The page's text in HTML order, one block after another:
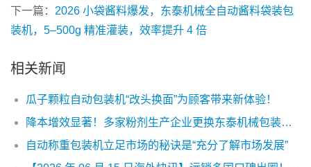
下一篇： 2026 小袋酱料爆发，东泰机械全自动酱料袋装包
装机，5–500g 精准灌装，效率提升 4 倍
相关新闻
瓜子颗粒自动包装机“改头换面”为顾客带来新体验！
降本增效显著！多家粉剂生产企业更换东泰机械包装机实现产能翻倍
自动称重包装机立足市场的秘诀是“充分了解市场发展”